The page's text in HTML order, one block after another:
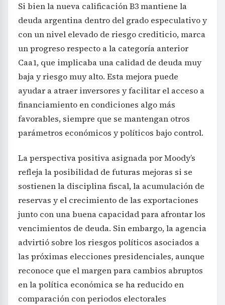
Si bien la nueva calificación B3 mantiene la
deuda argentina dentro del grado especulativo y
con un nivel elevado de riesgo crediticio, marca
un progreso respecto a la categoría anterior
Caa1, que implicaba una calidad de deuda muy
baja y riesgo muy alto. Esta mejora puede
ayudar a atraer inversores y facilitar el acceso a
financiamiento en condiciones algo más
favorables, siempre que se mantengan otros
parámetros económicos y políticos bajo control.
La perspectiva positiva asignada por Moody’s
refleja la posibilidad de futuras mejoras si se
sostienen la disciplina fiscal, la acumulación de
reservas y el crecimiento de las exportaciones
junto con una buena capacidad para afrontar los
vencimientos de deuda. Sin embargo, la agencia
advirtió sobre los riesgos políticos asociados a
las próximas elecciones presidenciales, aunque
reconoce que el margen para cambios abruptos
en la política económica se ha reducido en
comparación con periodos electorales